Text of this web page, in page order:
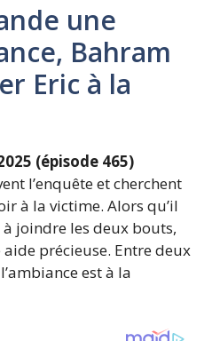
une
Bahram
Eric à la
(épisode 465)
l’enquête et cherchent
à la victime. Alors qu’il
joindre les deux bouts,
précieuse. Entre deux
est à la